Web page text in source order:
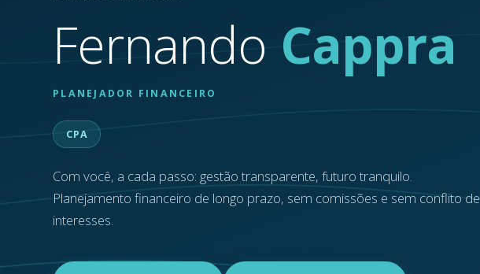
Fernando Cappra
PLANEJADOR FINANCEIRO
CPA
Com você, a cada passo: gestão transparente, futuro tranquilo.
Planejamento financeiro de longo prazo, sem comissões e sem conflito de
interesses.